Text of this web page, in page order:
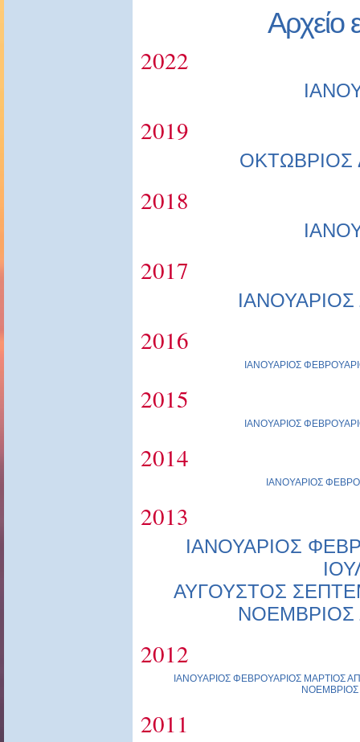
Αρχείο
2022
2019
ΟΚΤΩΒΡΙΟΣ
2018
2017
ΙΑΝΟΥΑΡΙΟΣ
2016
ΙΑΝΟΥΑΡΙΟΣ
2015
ΙΑΝΟΥΑΡΙΟΣ
2014
ΙΑΝΟΥΑΡΙΟΣ
2013
ΙΑΝΟΥΑΡΙΟΣ
ΑΥΓΟΥΣΤΟΣ
ΝΟΕΜΒΡΙΟΣ
2012
ΙΑΝΟΥΑΡΙΟΣ ΦΕΒΡΟΥΑΡΙΟΣ ΜΑΡΤΙΟΣ
ΝΟΕΜΒΡΙΟΣ
2011